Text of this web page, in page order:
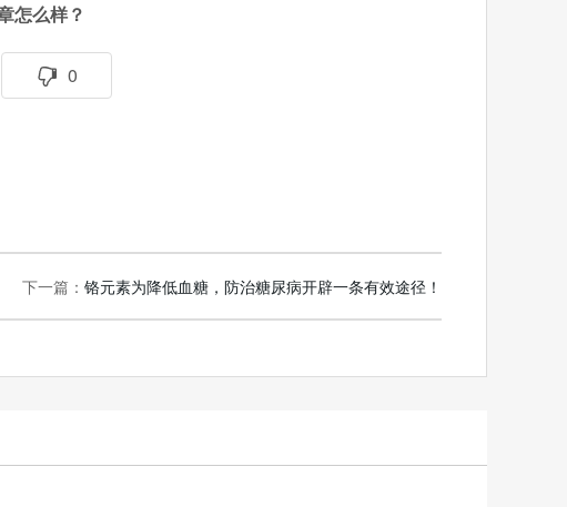
怎么样？
0
下一篇： 铬元素为降低血糖，防治糖尿病开辟一条有效途径！